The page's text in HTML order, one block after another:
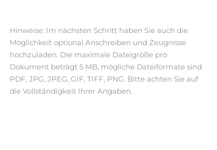
Hinweise: Im nächsten Schritt haben Sie auch die
Möglichkeit optional Anschreiben und Zeugnisse
hochzuladen. Die maximale Dateigröße pro
Dokument beträgt 5 MB, mögliche Dateiformate sind
PDF, JPG, JPEG, GIF, TIFF, PNG. Bitte achten Sie auf
die Vollständigkeit Ihrer Angaben.